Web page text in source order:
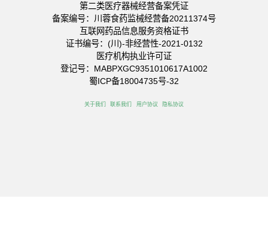
第二类医疗器械经营备案凭证
备案编号：川蓉食药监械经营备20211374号
互联网药品信息服务资格证书
证书编号：(川)-非经营性-2021-0132
医疗机构执业许可证
登记号：MABPXGC9351010617A1002
蜀ICP备18004735号-32
关于我们 联系我们 用户协议 隐私协议